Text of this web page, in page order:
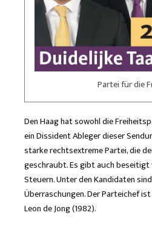
Partei für die
Den Haag hat sowohl die
ein Dissident Ableger dieser
starke rechtsextreme Partei, die
geschraubt. Es gibt auch beseitigt
Steuern. Unter den Kandidaten
Überraschungen. Der Parteichef
Leon de Jong (1982).